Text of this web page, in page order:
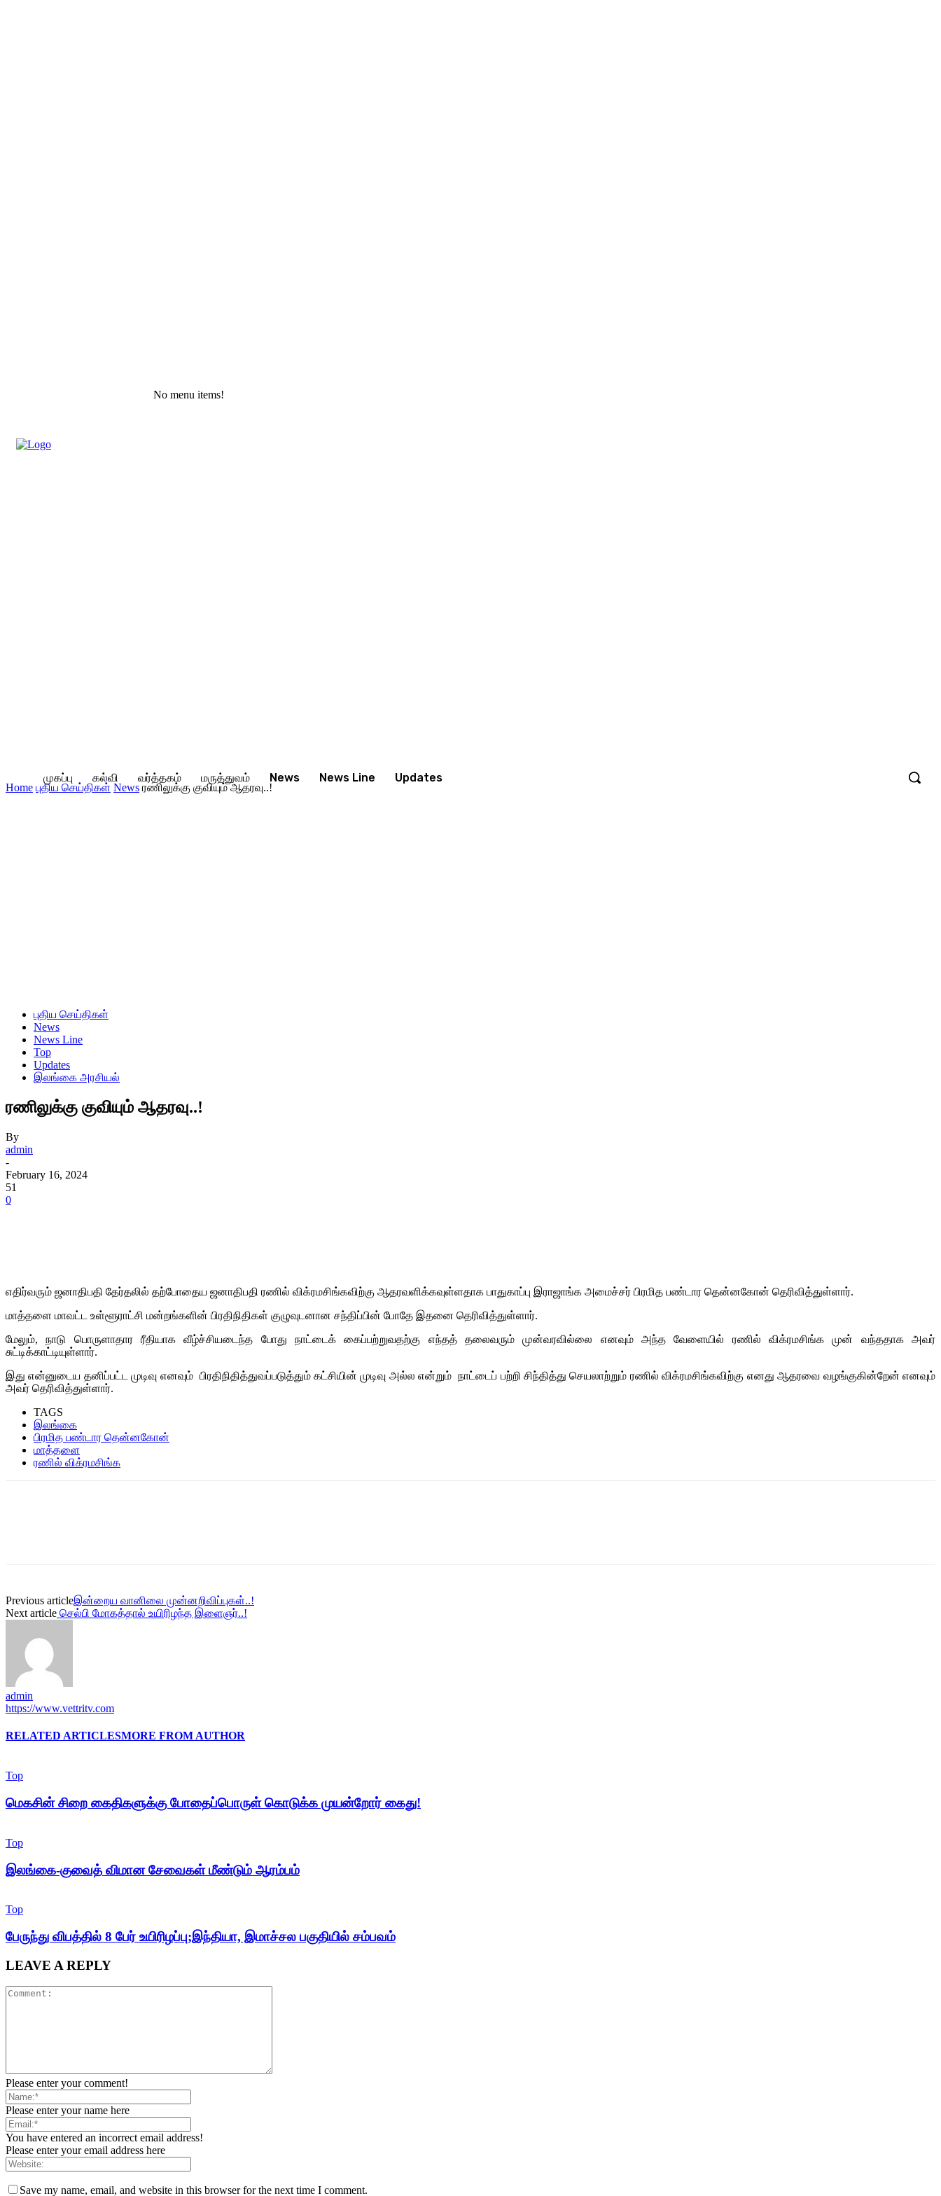
No menu items!
முகப்பு கல்வி வர்த்தகம் மருத்துவம் News News Line Updates
Home புதிய செய்திகள் News ரணிலுக்கு குவியும் ஆதரவு..!
புதிய செய்திகள்
News
News Line
Top
Updates
இலங்கை அரசியல்
ரணிலுக்கு குவியும் ஆதரவு..!
By
admin
-
February 16, 2024
51
0
எதிர்வரும் ஜனாதிபதி தேர்தலில் தற்போதைய ஜனாதிபதி ரணில் விக்ரமசிங்கவிற்கு ஆதரவளிக்கவுள்ளதாக பாதுகாப்பு இராஜாங்க அமைச்சர் பிரமித பண்டார தென்னகோன் தெரிவித்துள்ளார்.
மாத்தளை மாவட்ட உள்ளூராட்சி மன்றங்களின் பிரதிநிதிகள் குழுவுடனான சந்திப்பின் போதே இதனை தெரிவித்துள்ளார்.
மேலும், நாடு பொருளாதார ரீதியாக வீழ்ச்சியடைந்த போது நாட்டைக் கைப்பற்றுவதற்கு எந்தத் தலைவரும் முன்வரவில்லை எனவும் அந்த வேளையில் ரணில் விக்ரமசிங்க முன் வந்ததாக அவர்
சுட்டிக்காட்டியுள்ளார்.
இது என்னுடைய தனிப்பட்ட முடிவு எனவும் பிரதிநிதித்துவப்படுத்தும் கட்சியின் முடிவு அல்ல என்றும் நாட்டைப் பற்றி சிந்தித்து செயலாற்றும் ரணில் விக்ரமசிங்கவிற்கு எனது ஆதரவை வழங்குகின்றேன் எனவும்
அவர் தெரிவித்துள்ளார்.
TAGS
இலங்கை
பிரமித பண்டார தென்னகோன்
மாத்தளை
ரணில் விக்ரமசிங்க
Previous articleஇன்றைய வானிலை முன்னறிவிப்புகள்..!
Next article செல்பி மோகத்தால் உயிரிழந்த இளைஞர்..!
admin
https://www.vettritv.com
RELATED ARTICLESMORE FROM AUTHOR
Top
மெகசின் சிறை கைதிகளுக்கு போதைப்பொருள் கொடுக்க முயன்றோர் கைது!
Top
இலங்கை-குவைத் விமான சேவைகள் மீண்டும் ஆரம்பம்
Top
பேருந்து விபத்தில் 8 பேர் உயிரிழப்பு;இந்தியா, இமாச்சல பகுதியில் சம்பவம்
LEAVE A REPLY
Please enter your comment!
Please enter your name here
You have entered an incorrect email address!
Please enter your email address here
Save my name, email, and website in this browser for the next time I comment.